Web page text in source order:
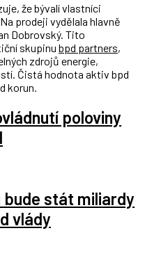
že bývalí vlastníci
prodeji vydělala hlavně
Dobrovský. Tito
skupinu bpd partners,
zdrojů energie,
Čistá hodnota aktiv bpd
korun.
poloviny
bude stát miliardy
vlády